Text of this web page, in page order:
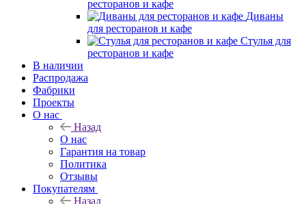
ресторанов и кафе
Диваны
для ресторанов и кафе
Стулья для
ресторанов и кафе
В наличии
Распродажа
Фабрики
Проекты
О нас
Назад
О нас
Гарантия на товар
Политика
Отзывы
Покупателям
Назад